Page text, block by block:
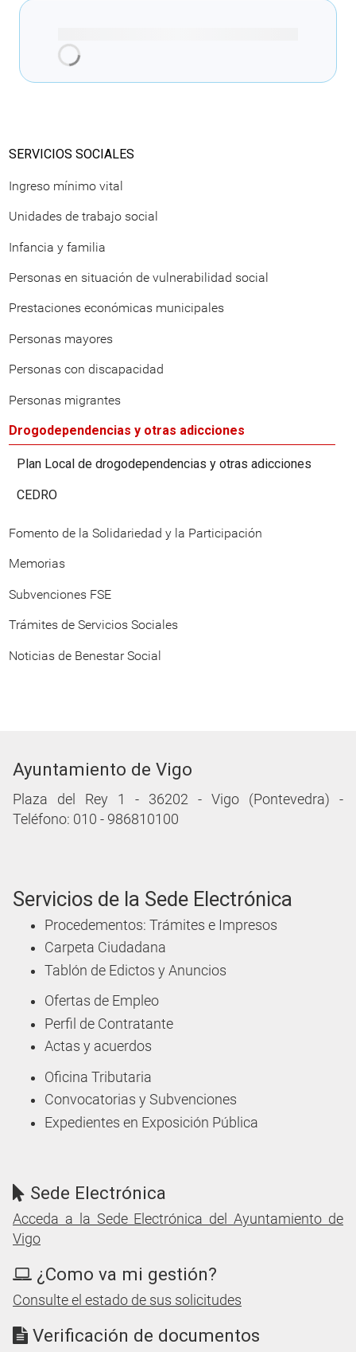
Cargando recomendaciones
SERVICIOS SOCIALES
Ingreso mínimo vital
Unidades de trabajo social
Infancia y familia
Personas en situación de vulnerabilidad social
Prestaciones económicas municipales
Personas mayores
Personas con discapacidad
Personas migrantes
Drogodependencias y otras adicciones
Plan Local de drogodependencias y otras adicciones
CEDRO
Fomento de la Solidariedad y la Participación
Memorias
Subvenciones FSE
Trámites de Servicios Sociales
Noticias de Benestar Social
Ayuntamiento de Vigo
Plaza del Rey 1 - 36202 - Vigo (Pontevedra) -
Teléfono: 010 - 986810100
Servicios de la Sede Electrónica
Procedementos: Trámites e Impresos
Carpeta Ciudadana
Tablón de Edictos y Anuncios
Ofertas de Empleo
Perfil de Contratante
Actas y acuerdos
Oficina Tributaria
Convocatorias y Subvenciones
Expedientes en Exposición Pública
Sede Electrónica
Acceda a la Sede Electrónica del Ayuntamiento de
Vigo
¿Como va mi gestión?
Consulte el estado de sus solicitudes
Verificación de documentos